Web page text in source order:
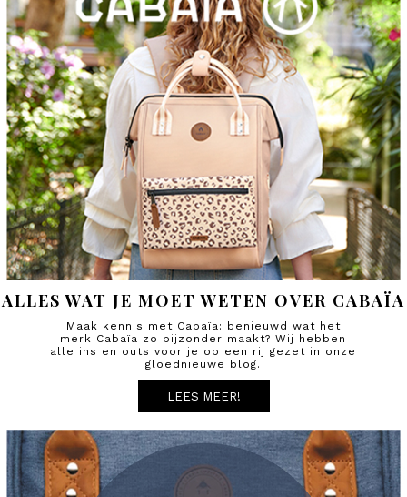
ALLES WAT JE MOET WETEN OVER CABAÏA
Maak kennis met Cabaïa: benieuwd wat het
merk Cabaïa zo bijzonder maakt? Wij hebben
alle ins en outs voor je op een rij gezet in onze
gloednieuwe blog.
LEES MEER!